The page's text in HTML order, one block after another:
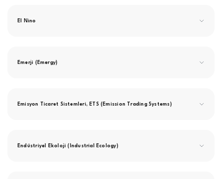
El Nino
Emerji (Emergy)
Emisyon Ticaret Sistemleri, ETS (Emission Trading Systems)
Endüstriyel Ekoloji (Industrial Ecology)